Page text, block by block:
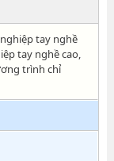
tay nghề
tay nghề cao,
trình chỉ